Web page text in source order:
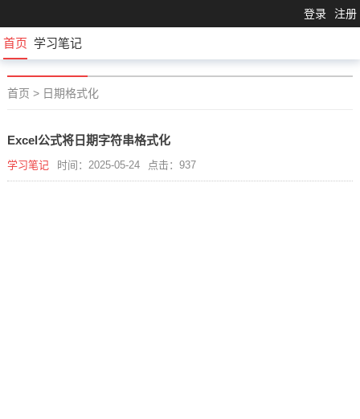
登录 注册
首页 学习笔记
首页 > 日期格式化
Excel公式将日期字符串格式化
学习笔记 时间：2025-05-24 点击：937